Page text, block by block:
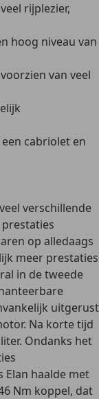
rijplezier,
hoog niveau van
van veel
cabriolet en
veel verschillende
op alledaags
meer prestaties
in de tweede
uitgerust
Na korte tijd
Ondanks het
Elan haalde met
Nm koppel, dat